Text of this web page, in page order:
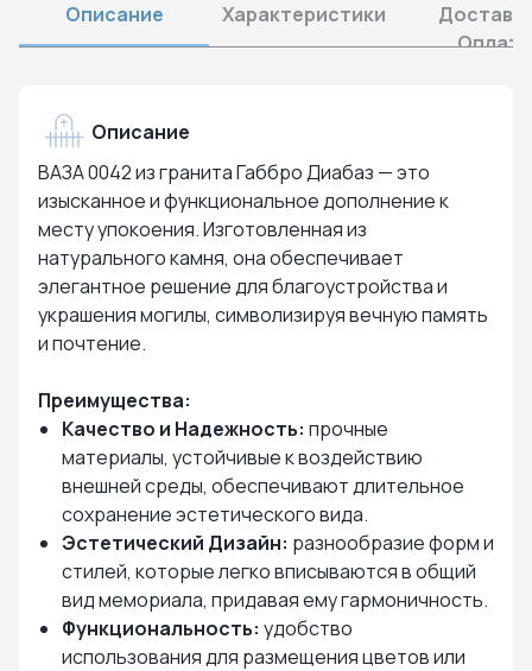
Описание Характеристики
Оплата
Описание
ВАЗА 0042 из гранита Габбро Диабаз — это
изысканное и функциональное дополнение к
месту упокоения. Изготовленная из
натурального камня, она обеспечивает
элегантное решение для благоустройства и
украшения могилы, символизируя вечную память
и почтение.
Преимущества:
Качество и Надежность: прочные
материалы, устойчивые к воздействию
внешней среды, обеспечивают длительное
сохранение эстетического вида.
Эстетический Дизайн: разнообразие форм и
стилей, которые легко вписываются в общий
вид мемориала, придавая ему гармоничность.
Функциональность: удобство
использования для размещения цветов или